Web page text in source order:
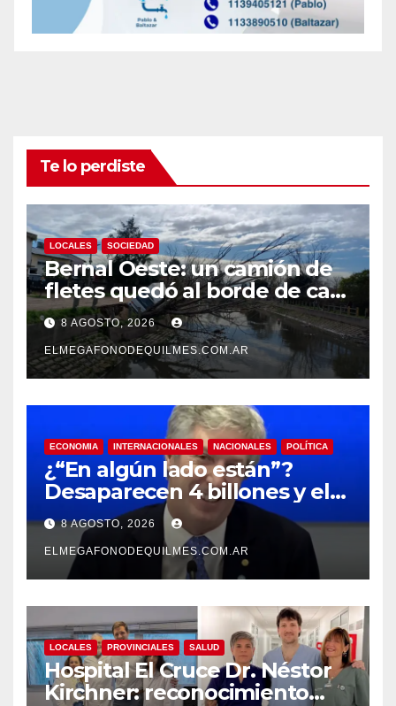
Te lo perdiste
LOCALES SOCIEDAD
Bernal Oeste: un camión de
fletes quedó al borde de caer
al arroyo Las Piedras
8 AGOSTO, 2026
ELMEGAFONODEQUILMES.COM.AR
ECONOMIA INTERNACIONALES NACIONALES POLÍTICA
¿“En algún lado están”?
Desaparecen 4 billones y el
presidente del BCRA
responde con una risita
8 AGOSTO, 2026
ELMEGAFONODEQUILMES.COM.AR
LOCALES PROVINCIALES SALUD
Hospital El Cruce Dr. Néstor
Kirchner: reconocimiento